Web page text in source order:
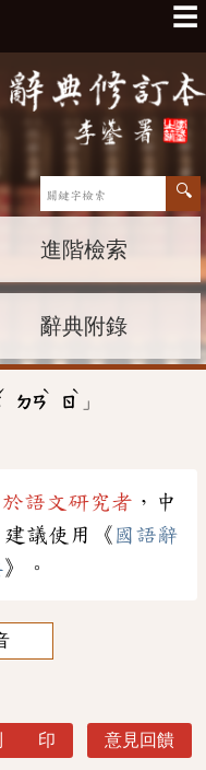
☰
進階檢索
辭典附錄
ˊ
ㄉㄢ
ˋ
ㄖ
ˋ
」
語文研究者 ，中
議使用《 國語辭
》。
印 意見回饋